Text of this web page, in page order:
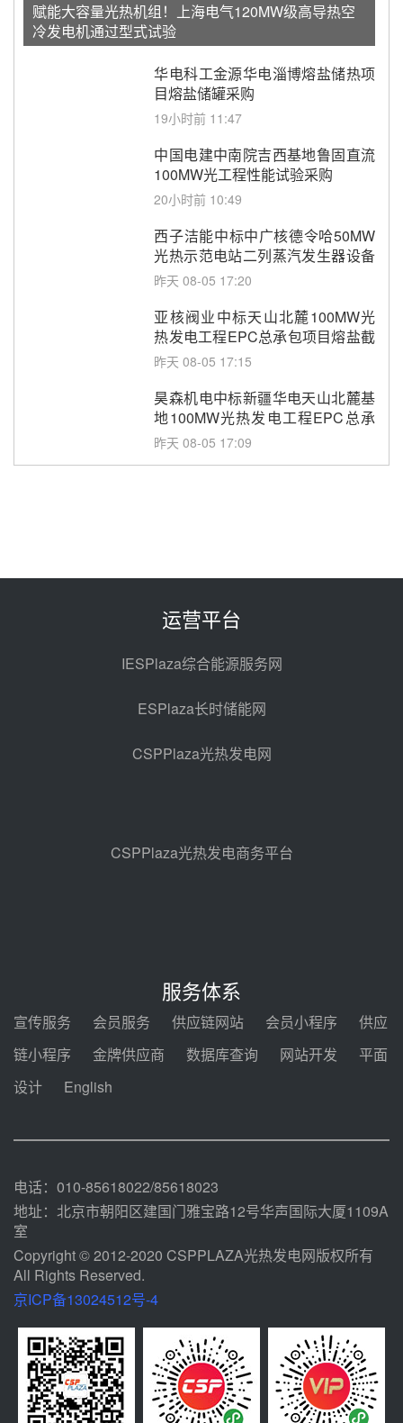
赋能大容量光热机组！上海电气120MW级高导热空
冷发电机通过型式试验
华电科工金源华电淄博熔盐储热项
目熔盐储罐采购
19小时前 11:47
中国电建中南院吉西基地鲁固直流
100MW光工程性能试验采购
20小时前 10:49
西子洁能中标中广核德令哈50MW
光热示范电站二列蒸汽发生器设备
采购
昨天 08-05 17:20
亚核阀业中标天山北麓100MW光
热发电工程EPC总承包项目熔盐截
止阀、熔盐三偏心蝶阀采购
昨天 08-05 17:15
昊森机电中标新疆华电天山北麓基
地100MW光热发电工程EPC总承
包项目熔盐介质超声波流量计采购
昨天 08-05 17:09
电机组灵活性改造项目三元液态盐
2026-2029年熔盐介质框架协议
中能建华中试研院中标重能新疆
100MW光热项目机组调试及性能
试验
昨天 08-05 10:41
格局
昨天 08-05 09:11
锅中标格尔木项目蒸汽发生系统
甘肃建投安装公司赴京洽谈，深化
瓜州、博州光热项目战略合作
发！明确推动光热发电规模化发展
运营平台
IESPlaza综合能源服务网
ESPlaza长时储能网
CSPPlaza光热发电网
CSPPlaza光热发电商务平台
服务体系
宣传服务 会员服务 供应链网站 会员小程序
供应
链小程序
金牌供应商 数据库查询 网站开发
平面
设计
English
电话：010-85618022/85618023
地址：北京市朝阳区建国门雅宝路12号华声国际大厦1109A
室
Copyright © 2012-2020 CSPPLAZA光热发电网版权所有
All Rights Reserved.
京ICP备13024512号-4